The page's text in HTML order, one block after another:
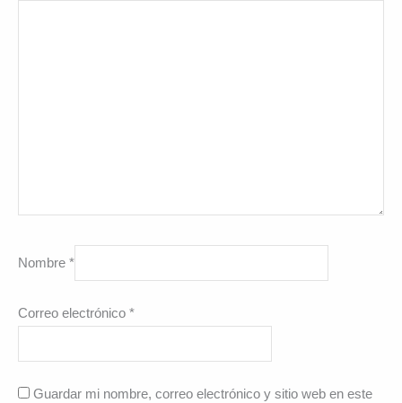
Nombre *
Correo electrónico *
Guardar mi nombre, correo electrónico y sitio web en este